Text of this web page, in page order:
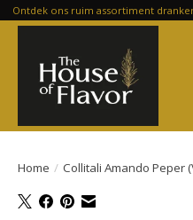
Ontdek ons ruim assortiment
Home / Collitali Amando Peper